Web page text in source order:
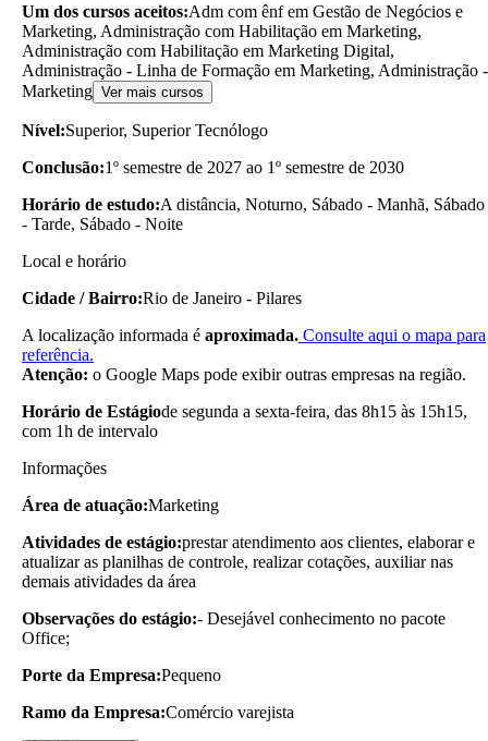
Um dos cursos aceitos:Adm com ênf em Gestão de Negócios e
Marketing, Administração com Habilitação em Marketing,
Administração com Habilitação em Marketing Digital,
Administração - Linha de Formação em Marketing, Administração -
Marketing Ver mais cursos
Nível:Superior, Superior Tecnólogo
Conclusão:1º semestre de 2027 ao 1º semestre de 2030
Horário de estudo:A distância, Noturno, Sábado - Manhã, Sábado
- Tarde, Sábado - Noite
Local e horário
Cidade / Bairro:Rio de Janeiro - Pilares
A localização informada é aproximada. Consulte aqui o mapa para
referência.
Atenção: o Google Maps pode exibir outras empresas na região.
Horário de Estágiode segunda a sexta-feira, das 8h15 às 15h15,
com 1h de intervalo
Informações
Área de atuação:Marketing
Atividades de estágio:prestar atendimento aos clientes, elaborar e
atualizar as planilhas de controle, realizar cotações, auxiliar nas
demais atividades da área
Observações do estágio:- Desejável conhecimento no pacote
Office;
Porte da Empresa:Pequeno
Ramo da Empresa:Comércio varejista